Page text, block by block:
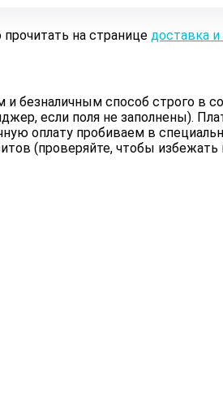
на странице доставка и
безналичным способ строго в
если поля не заполнены).
оплату пробиваем в
(проверяйте, чтобы